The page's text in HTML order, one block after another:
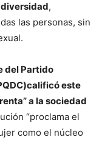
,
las personas, sin
del Partido
calificó este
a la sociedad
“proclama el
como el núcleo